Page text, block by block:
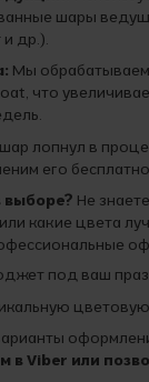
шары
др.).
Мы
что
лопнул в
его
Не
какие цвета
под ваш
цветовую
в Viber или